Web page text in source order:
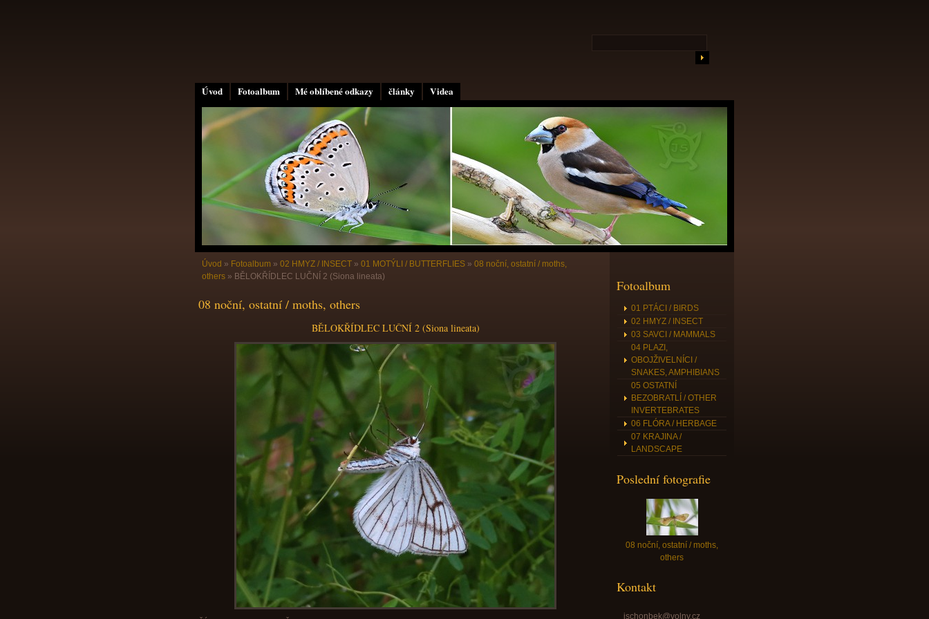
Úvod Fotoalbum Mé oblíbené odkazy články Videa
Úvod » Fotoalbum » 02 HMYZ / INSECT » 01 MOTÝLI / BUTTERFLIES » 08 noční, ostatní / moths,
others » BĚLOKŘÍDLEC LUČNÍ 2 (Siona lineata)
08 noční, ostatní / moths, others
BĚLOKŘÍDLEC LUČNÍ 2 (Siona lineata)
Fotoalbum
01 PTÁCI / BIRDS
02 HMYZ / INSECT
03 SAVCI / MAMMALS
04 PLAZI,
OBOJŽIVELNÍCI /
SNAKES, AMPHIBIANS
05 OSTATNÍ
BEZOBRATLÍ / OTHER
INVERTEBRATES
06 FLÓRA / HERBAGE
07 KRAJINA /
LANDSCAPE
Poslední fotografie
08 noční, ostatní / moths,
others
Kontakt
jschonbek@volny.cz